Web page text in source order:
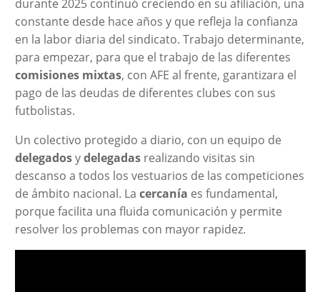
durante 2025 continuó creciendo en su afiliación, una
constante desde hace años y que refleja la confianza
en la labor diaria del sindicato. Trabajo determinante,
para empezar, para que el trabajo de las diferentes
comisiones mixtas, con AFE al frente, garantizara el
pago de las deudas de diferentes clubes con sus
futbolistas.
Un colectivo protegido a diario, con un equipo de
delegadosydelegadasrealizando visitas sin
descanso a todos los vestuarios de las competiciones
de ámbito nacional. La cercanía es fundamental,
porque facilita una fluida comunicación y permite
resolver los problemas con mayor rapidez.